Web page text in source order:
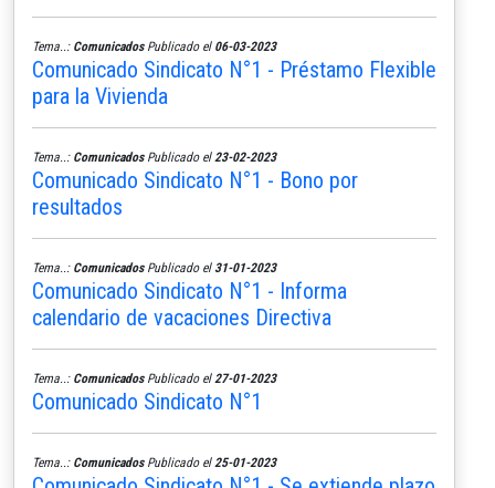
Tema..: ComunicadosPublicado el 06-03-2023
Comunicado Sindicato N°1 - Préstamo Flexible
para la Vivienda
Tema..: ComunicadosPublicado el 23-02-2023
Comunicado Sindicato N°1 - Bono por
resultados
Tema..: ComunicadosPublicado el 31-01-2023
Comunicado Sindicato N°1 - Informa
calendario de vacaciones Directiva
Tema..: ComunicadosPublicado el 27-01-2023
Comunicado Sindicato N°1
Tema..: ComunicadosPublicado el 25-01-2023